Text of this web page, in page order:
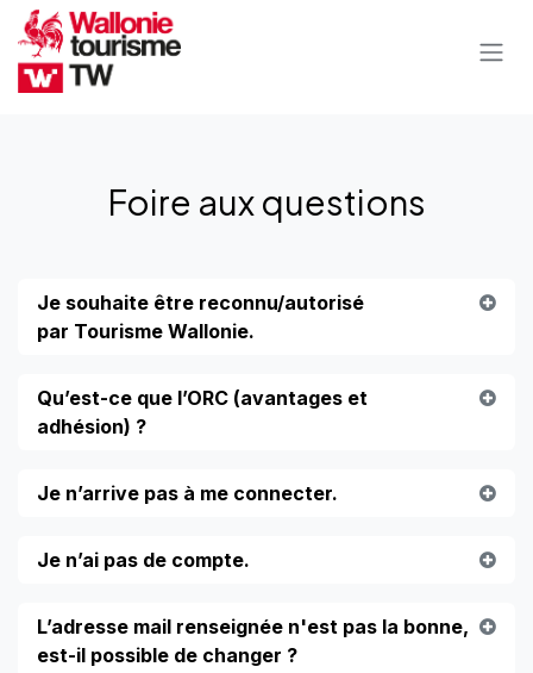
Se rendre au contenu
Foire auxquestions
Je souhaite être reconnu/autorisé
par Tourisme Wallonie.
Qu’est-ce que l’ORC (avantages et
adhésion) ?
Je n’arrive pas à me connecter.
Je n’ai pas de compte.
L’adresse mail renseignée n'est pas la bonne,
est-il possible de changer ?